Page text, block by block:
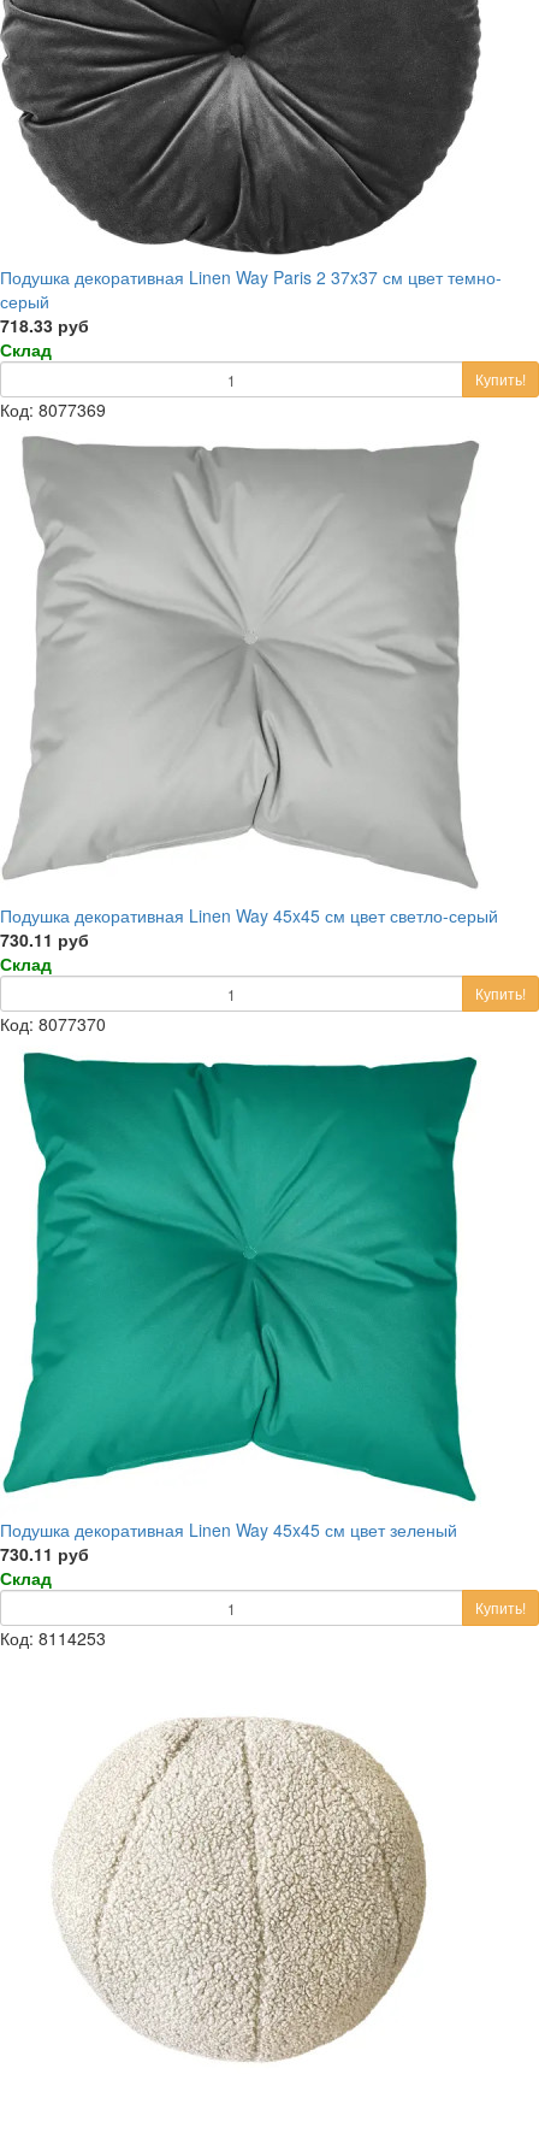
Подушка декоративная Linen Way Paris 2 37x37 см цвет темно-
серый
718.33 руб
Склад
Купить!
Код: 8077369
Подушка декоративная Linen Way 45x45 см цвет светло-серый
730.11 руб
Склад
Купить!
Код: 8077370
Подушка декоративная Linen Way 45x45 см цвет зеленый
730.11 руб
Склад
Купить!
Код: 8114253